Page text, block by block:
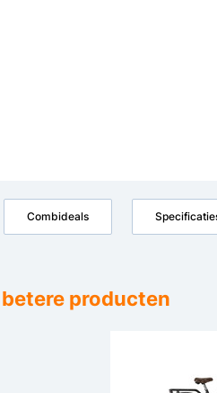
Combideals
producten